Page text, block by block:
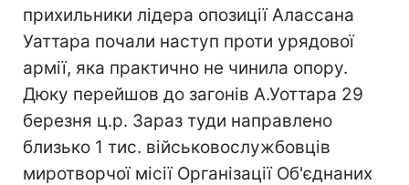
прихильники лідера опозиції Алассана
Уаттара почали наступ проти урядової
армії, яка практично не чинила опору.
Дюку перейшов до загонів А.Уоттара 29
березня ц.р. Зараз туди направлено
близько 1 тис. військовослужбовців
миротворчої місії Організації Об'єднаних